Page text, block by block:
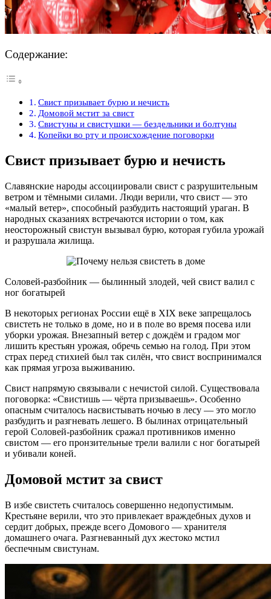
Содержание:
Свист призывает бурю и нечисть
Домовой мстит за свист
Свистуны и свистушки — бездельники и болтуны
Копейки во рту и происхождение поговорки
Свист призывает бурю и нечисть
Славянские народы ассоциировали свист с разрушительным
ветром и тёмными силами. Люди верили, что свист — это
«малый ветер», способный разбудить настоящий ураган. В
народных сказаниях встречаются истории о том, как
неосторожный свистун вызывал бурю, которая губила урожай
и разрушала жилища.
Соловей-разбойник — былинный злодей, чей свист валил с
ног богатырей
В некоторых регионах России ещё в XIX веке запрещалось
свистеть не только в доме, но и в поле во время посева или
уборки урожая. Внезапный ветер с дождём и градом мог
лишить крестьян урожая, обречь семью на голод. При этом
страх перед стихией был так силён, что свист воспринимался
как прямая угроза выживанию.
Свист напрямую связывали с нечистой силой. Существовала
поговорка: «Свистишь — чёрта призываешь». Особенно
опасным считалось насвистывать ночью в лесу — это могло
разбудить и разгневать лешего. В былинах отрицательный
герой Соловей-разбойник сражал противников именно
свистом — его пронзительные трели валили с ног богатырей
и убивали коней.
Домовой мстит за свист
В избе свистеть считалось совершенно недопустимым.
Крестьяне верили, что это привлекает враждебных духов и
сердит добрых, прежде всего Домового — хранителя
домашнего очага. Разгневанный дух жестоко мстил
беспечным свистунам.